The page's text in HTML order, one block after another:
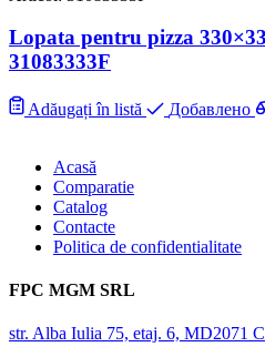
Lopata pentru pizza
31083333F
Adăugați în listă Добавлено
Acasă
Comparatie
Catalog
Contacte
Politica de confidentialitate
FPC MGM SRL
str. Alba Iulia 75, etaj. 6, MD2071